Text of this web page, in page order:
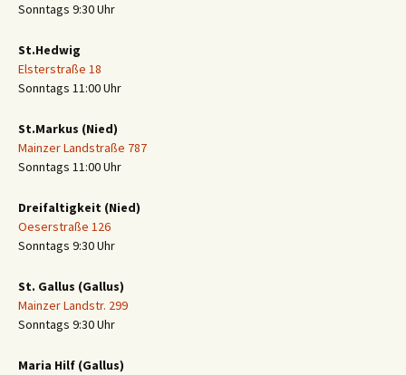
Sonntags 9:30 Uhr
St.Hedwig
Elsterstraße 18
Sonntags 11:00 Uhr
St.Markus (Nied)
Mainzer Landstraße 787
Sonntags 11:00 Uhr
Dreifaltigkeit (Nied)
Oeserstraße 126
Sonntags 9:30 Uhr
St. Gallus (Gallus)
Mainzer Landstr. 299
Sonntags 9:30 Uhr
Maria Hilf (Gallus)